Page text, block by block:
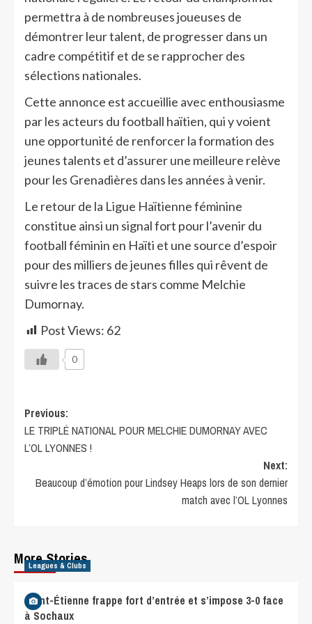
permettra à de nombreuses joueuses de
démontrer leur talent, de progresser dans un
cadre compétitif et de se rapprocher des
sélections nationales.
Cette annonce est accueillie avec enthousiasme
par les acteurs du football haïtien, qui y voient
une opportunité de renforcer la formation des
jeunes talents et d’assurer une meilleure relève
pour les Grenadières dans les années à venir.
Le retour de la Ligue Haïtienne féminine
constitue ainsi un signal fort pour l’avenir du
football féminin en Haïti et une source d’espoir
pour des milliers de jeunes filles qui rêvent de
suivre les traces de stars comme Melchie
Dumornay.
Post Views: 62
0
Previous:
LE TRIPLÉ NATIONAL POUR MELCHIE DUMORNAY AVEC
L’OL LYONNES !
Next:
Beaucoup d’émotion pour Lindsey Heaps lors de son dernier
match avec l’OL Lyonnes
More Stories
Leagues & Clubs
Saint-Étienne frappe fort d’entrée et s’impose 3-0 face
à Sochaux